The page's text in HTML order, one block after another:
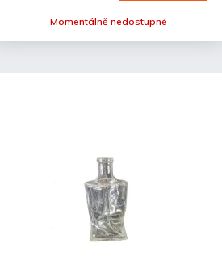
Momentálně nedostupné